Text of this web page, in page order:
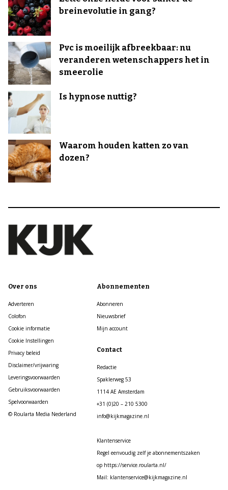
breinevolutie in gang?
Pvc is moeilijk afbreekbaar: nu
veranderen wetenschappers het in
smeerolie
Is hypnose nuttig?
Waarom houden katten zo van
dozen?
Over ons
Adverteren
Colofon
Cookie informatie
Cookie Instellingen
Privacy beleid
Disclaimer/vrijwaring
Leveringsvoorwaarden
Gebruiksvoorwaarden
Spelvoorwaarden
© Roularta Media Nederland
Abonnementen
Abonneren
Nieuwsbrief
Mijn account
Contact
Redactie
Spaklerweg 53
1114 AE Amsterdam
+31 (0)20 – 210 5300
info@kijkmagazine.nl
Klantenservice
Regel eenvoudig zelf je abonnementszaken
op https://service.roularta.nl/
Mail: klantenservice@kijkmagazine.nl